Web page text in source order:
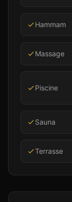
Hammam
Massage
Piscine
Sauna
Terrasse